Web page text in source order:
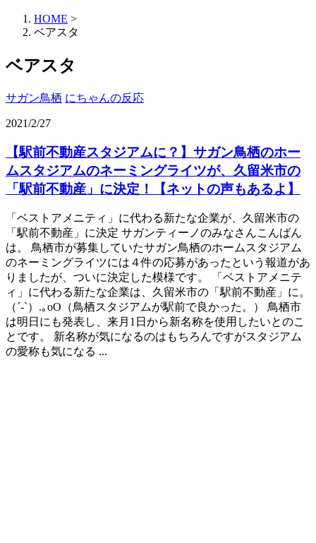
HOME >
ベアスタ
ベアスタ
サガン鳥栖 にちゃんの反応
2021/2/27
【駅前不動産スタジアムに？】サガン鳥栖のホー
ムスタジアムのネーミングライツが、久留米市の
「駅前不動産」に決定！【ネットの声もあるよ】
「ベストアメニティ」に代わる新たな企業が、久留米市の
「駅前不動産」に決定 サガンティーノのみなさんこんばん
は。 鳥栖市が募集していたサガン鳥栖のホームスタジアム
のネーミングライツには４件の応募があったという報道があ
りましたが、ついに決定した模様です。 「ベストアメニテ
ィ」に代わる新たな企業は、久留米市の「駅前不動産」に。
（´-`）.｡oO（鳥栖スタジアムが駅前で良かった。） 鳥栖市
は明日にも発表し、来月1日から新名称を使用したいとのこ
とです。 新名称が気になるのはもちろんですがスタジアム
の愛称も気になる ...